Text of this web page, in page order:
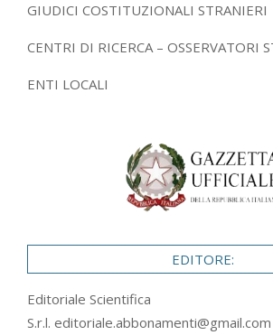
GIUDICI COSTITUZIONALI STRANIERI
CENTRI DI RICERCA – OSSERVATORI
ENTI LOCALI
EDITORE:
Editoriale Scientifica
S.r.l. editoriale.abbonamenti@gmail.com